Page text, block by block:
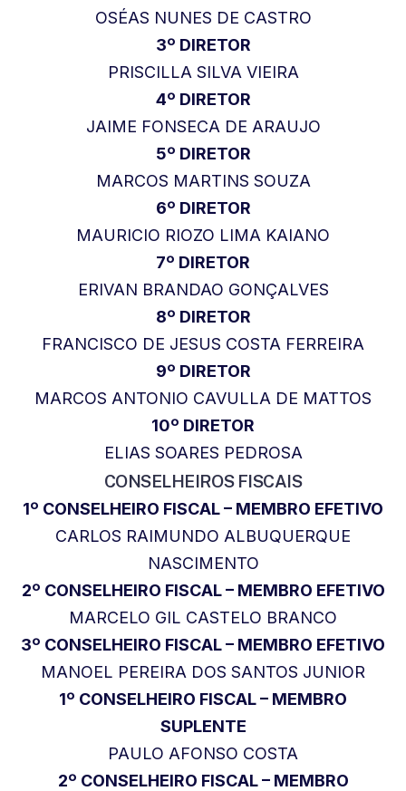
OSÉAS NUNES DE CASTRO
3º DIRETOR
PRISCILLA SILVA VIEIRA
4º DIRETOR
JAIME FONSECA DE ARAUJO
5º DIRETOR
MARCOS MARTINS SOUZA
6º DIRETOR
MAURICIO RIOZO LIMA KAIANO
7º DIRETOR
ERIVAN BRANDAO GONÇALVES
8º DIRETOR
FRANCISCO DE JESUS COSTA FERREIRA
9º DIRETOR
MARCOS ANTONIO CAVULLA DE MATTOS
10º DIRETOR
ELIAS SOARES PEDROSA
CONSELHEIROS FISCAIS
1º CONSELHEIRO FISCAL – MEMBRO EFETIVO
CARLOS RAIMUNDO ALBUQUERQUE
NASCIMENTO
2º CONSELHEIRO FISCAL – MEMBRO EFETIVO
MARCELO GIL CASTELO BRANCO
3º CONSELHEIRO FISCAL – MEMBRO EFETIVO
MANOEL PEREIRA DOS SANTOS JUNIOR
1º CONSELHEIRO FISCAL – MEMBRO
SUPLENTE
PAULO AFONSO COSTA
2º CONSELHEIRO FISCAL – MEMBRO